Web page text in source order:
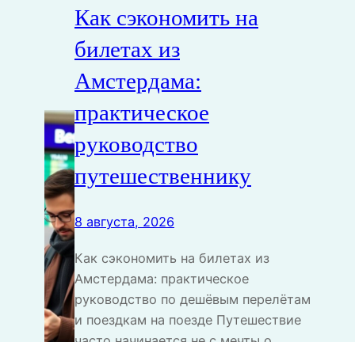
Как сэкономить на
билетах из
Амстердама:
практическое
руководство
путешественнику
8 августа, 2026
Как сэкономить на билетах из
Амстердама: практическое
руководство по дешёвым перелётам
и поездкам на поезде Путешествие